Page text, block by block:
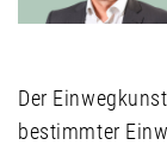
Der
bestimmter